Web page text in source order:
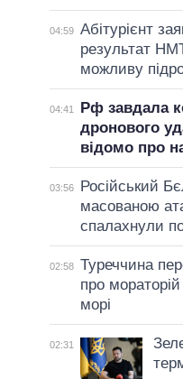
04:59 Абітурієнт
результат
можливу
04:41
Рф завдала
дронового
відомо про
03:56
Російський
масованою
спалахнули
02:58 Туреччина
про
морі
02:31